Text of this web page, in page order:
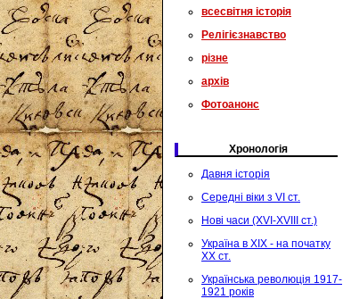
всесвітня історія
Релігієзнавство
різне
архів
Фотоанонс
Хронологія
Давня історія
Середні віки з VI ст.
Нові часи (XVI-XVIII ст.)
Україна в XIX - на початку
XX ст.
Українська революція 1917-
1921 років